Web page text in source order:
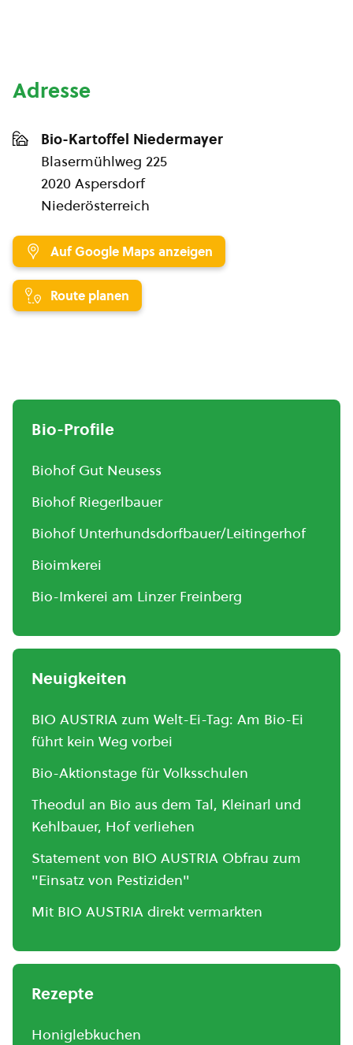
Adresse
Bio-Kartoffel Niedermayer
Blasermühlweg 225
2020 Aspersdorf
Niederösterreich
Auf Google Maps anzeigen
Route planen
Bio-Profile
Biohof Gut Neusess
Biohof Riegerlbauer
Biohof Unterhundsdorfbauer/Leitingerhof
Bioimkerei
Bio-Imkerei am Linzer Freinberg
Neuigkeiten
BIO AUSTRIA zum Welt-Ei-Tag: Am Bio-Ei
führt kein Weg vorbei
Bio-Aktionstage für Volksschulen
Theodul an Bio aus dem Tal, Kleinarl und
Kehlbauer, Hof verliehen
Statement von BIO AUSTRIA Obfrau zum
"Einsatz von Pestiziden"
Mit BIO AUSTRIA direkt vermarkten
Rezepte
Honiglebkuchen